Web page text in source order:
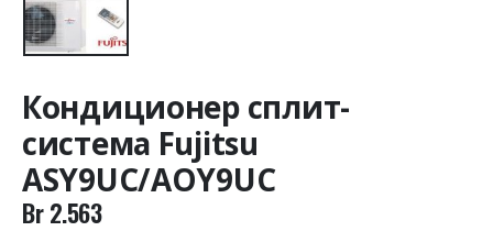
Кондиционер сплит-
система Fujitsu
ASY9UС/AOY9UC
Br2.563